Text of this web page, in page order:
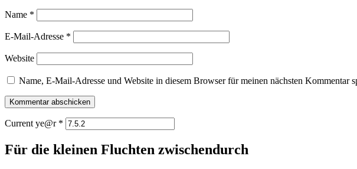
Name *
E-Mail-Adresse *
Website
Name, E-Mail-Adresse und Website in diesem Browser für meinen nächsten Kommentar
Current ye@r *
Für die kleinen Fluchten zwischendurch